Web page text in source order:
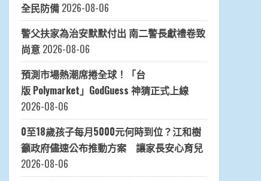
全民防備 2026-08-06
警父扶家為治安默默付出 南二警長獻禮卷致
尚意 2026-08-06
預測市場熱潮席捲全球！「台
版 Polymarket」GodGuess 神猜正式上線
2026-08-06
0至18歲孩子每月5000元何時到位？江和樹
籲政府儘速公布推動方案 讓家長安心育兒
2026-08-06